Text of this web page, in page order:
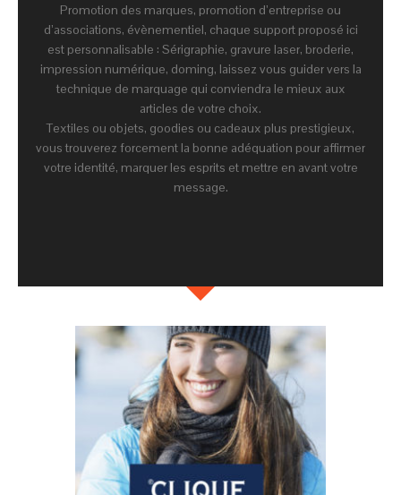
Promotion des marques, promotion d’entreprise ou
d’associations, évènementiel, chaque support proposé ici
est personnalisable : Sérigraphie, gravure laser, broderie,
impression numérique, doming, laissez vous guider vers la
technique de marquage qui conviendra le mieux aux
articles de votre choix.
Textiles ou objets, goodies ou cadeaux plus prestigieux,
vous trouverez forcement la bonne adéquation pour affirmer
votre identité, marquer les esprits et mettre en avant votre
message.